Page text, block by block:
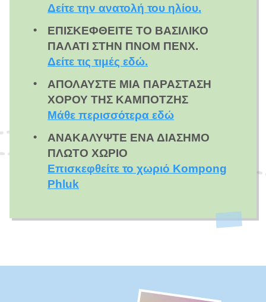
Δείτε την ανατολή του ηλίου.
ΕΠΙΣΚΕΦΘΕΊΤΕ ΤΟ ΒΑΣΙΛΙΚΌ
ΠΑΛΆΤΙ ΣΤΗΝ ΠΝΟΜ ΠΕΝΧ.
Δείτε τις τιμές εδώ.
ΑΠΟΛΑΎΣΤΕ ΜΙΑ ΠΑΡΆΣΤΑΣΗ
ΧΟΡΟΎ ΤΗΣ ΚΑΜΠΌΤΖΗΣ
Μάθε περισσότερα εδώ
ΑΝΑΚΑΛΎΨΤΕ ΈΝΑ ΔΙΆΣΗΜΟ
ΠΛΩΤΌ ΧΩΡΙΌ
Επισκεφθείτε το χωριό Kompong
Phluk